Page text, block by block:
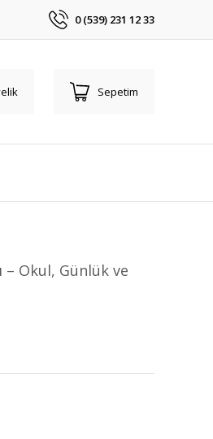
0 (539) 231 12 33
Sepetim
– Okul, Günlük ve